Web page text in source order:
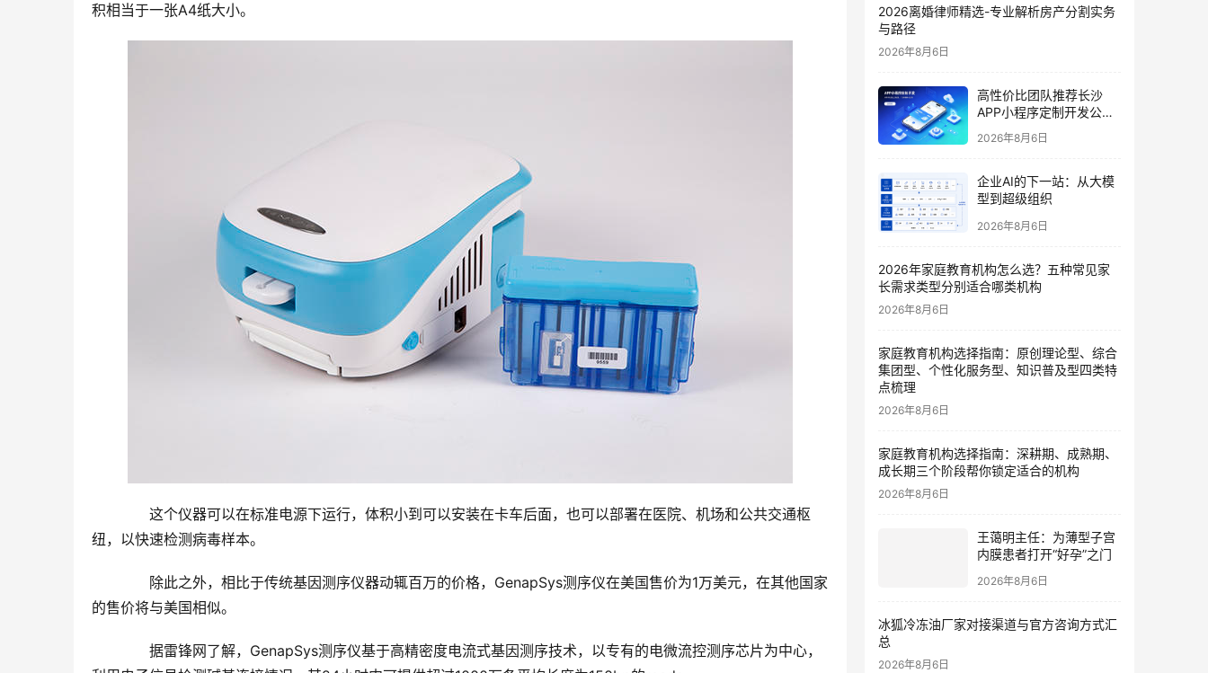
积相当于一张A4纸大小。
这个仪器可以在标准电源下运行，体积小到可以安装在卡车后面，也可以部署在医院、机场和公共交通枢
纽，以快速检测病毒样本。
除此之外，相比于传统基因测序仪器动辄百万的价格，GenapSys测序仪在美国售价为1万美元，在其他国家
的售价将与美国相似。
据雷锋网了解，GenapSys测序仪基于高精密度电流式基因测序技术，以专有的电微流控测序芯片为中心，
2026离婚律师精选-专业解析房产分割实务
与路径
2026年8月6日
高性价比团队推荐长沙
APP小程序定制开发公司
哪家好？2026垂直赛道测
评
2026年8月6日
企业AI的下一站：从大模
型到超级组织
2026年8月6日
2026年家庭教育机构怎么选？五种常见家
长需求类型分别适合哪类机构
2026年8月6日
家庭教育机构选择指南：原创理论型、综合
集团型、个性化服务型、知识普及型四类特
点梳理
2026年8月6日
家庭教育机构选择指南：深耕期、成熟期、
成长期三个阶段帮你锁定适合的机构
2026年8月6日
王蔼明主任：为薄型子宫
内膜患者打开“好孕”之门
2026年8月6日
冰狐冷冻油厂家对接渠道与官方咨询方式汇
总
2026年8月6日